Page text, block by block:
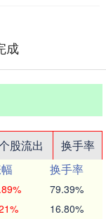
成
股流出
换手率
换手率
79.39%
16.80%